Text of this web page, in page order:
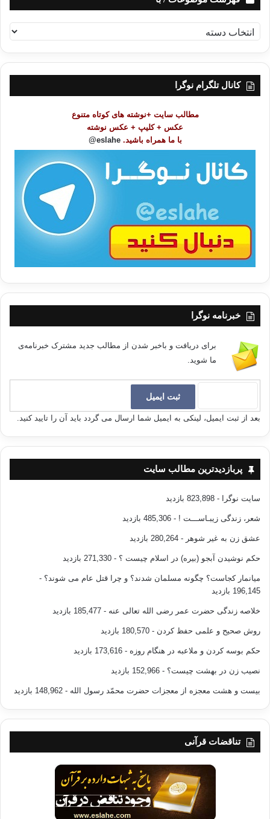
ه
ر
کانال تلگرام نوگرا
مطالب سایت +نوشته های کوتاه متنوع
عکس + کلیپ + عکس نوشته
با ما همراه باشید. eslahe@
خبرنامه نوگرا
برای دریافت و باخبر شدن از مطالب جدید مشترک خبرنامه‌ی
ما شوید.
بعد از ثبت ایمیل، لینکی به ایمیل شما ارسال می گردد باید آن را تایید کنید.
پربازدیدترین مطالب سایت
سایت نوگرا - 823,898 بازدید
شعر، زندگی زیبـاســـت ! - 485,306 بازدید
عشق زن به غیر شوهر - 280,264 بازدید
حکم نوشیدن آبجو (بیره) در اسلام چیست ؟ - 271,330 بازدید
میانمار کجاست؟ چگونه مسلمان شدند؟ و چرا قتل عام می شوند؟ -
196,145 بازدید
خلاصه زندگی حضرت عمر رضی الله تعالی عنه - 185,477 بازدید
روش صحیح و علمی حفظ کردن - 180,570 بازدید
حکم بوسه کردن و ملاعبه در هنگام روزه - 173,616 بازدید
نصیب زن در بهشت چیست؟ - 152,966 بازدید
بیست و هشت معجزه از معجزات حضرت محمّد رسول الله - 148,962 بازدید
تناقضات قرآنی